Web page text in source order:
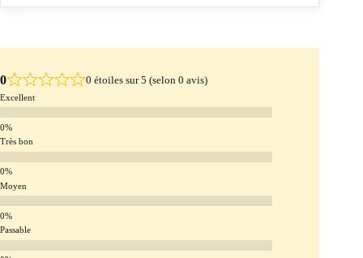
0 0 étoiles sur 5 (selon 0 avis)
Excellent
Très bon
Moyen
Passable